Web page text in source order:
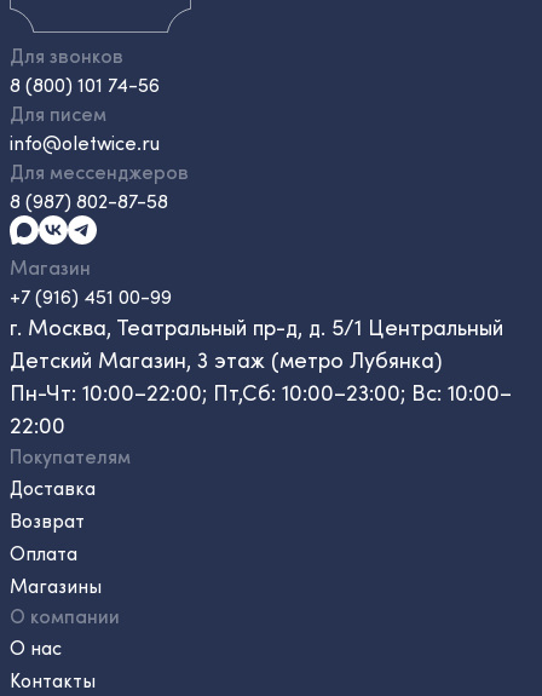
Для звонков
8 (800) 101 74-56
Для писем
info@oletwice.ru
Для мессенджеров
8 (987) 802-87-58
Магазин
+7 (916) 451 00-99
г. Москва, Театральный пр-д, д. 5/1 Центральный
Детский Магазин, 3 этаж (метро Лубянка)
Пн-Чт: 10:00–22:00; Пт,Сб: 10:00–23:00; Вс: 10:00–
22:00
Покупателям
Доставка
Возврат
Оплата
Магазины
О компании
О нас
Контакты